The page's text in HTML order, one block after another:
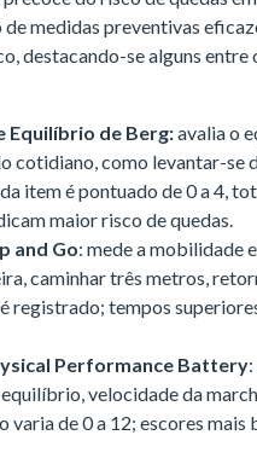
medidas preventivas
destacando-se alguns entre
Equilíbrio de Berg:avalia o
cotidiano, como levantar-se
item é pontuado de 0 a 4,
maior risco de quedas.
and Go: mede a mobilidade
caminhar três metros,
registrado; tempos
Performance Battery
velocidade da
varia de 0 a 12; escores